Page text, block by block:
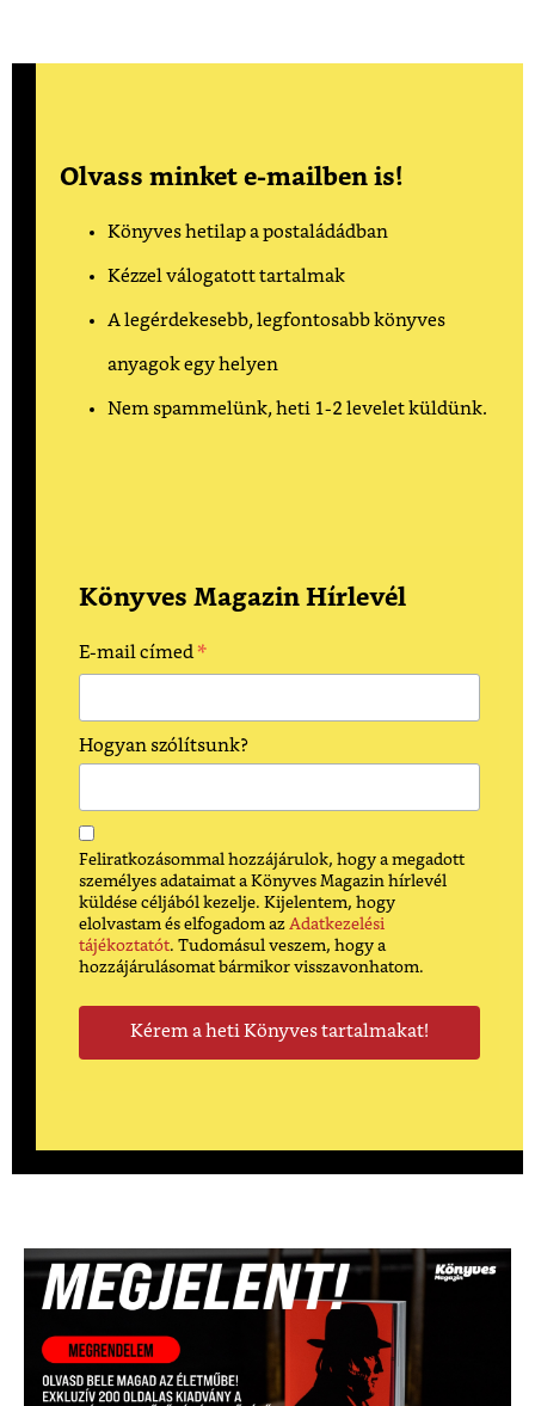
Olvass minket e-mailben is!
Könyves hetilap a postaládádban
Kézzel válogatott tartalmak
A legérdekesebb, legfontosabb könyves
anyagok egy helyen
Nem spammelünk, heti 1-2 levelet küldünk.
Könyves Magazin Hírlevél
E-mail címed *
Hogyan szólítsunk?
Feliratkozásommal hozzájárulok, hogy a megadott
személyes adataimat a Könyves Magazin hírlevél
küldése céljából kezelje. Kijelentem, hogy
elolvastam és elfogadom az Adatkezelési
tájékoztatót. Tudomásul veszem, hogy a
hozzájárulásomat bármikor visszavonhatom.